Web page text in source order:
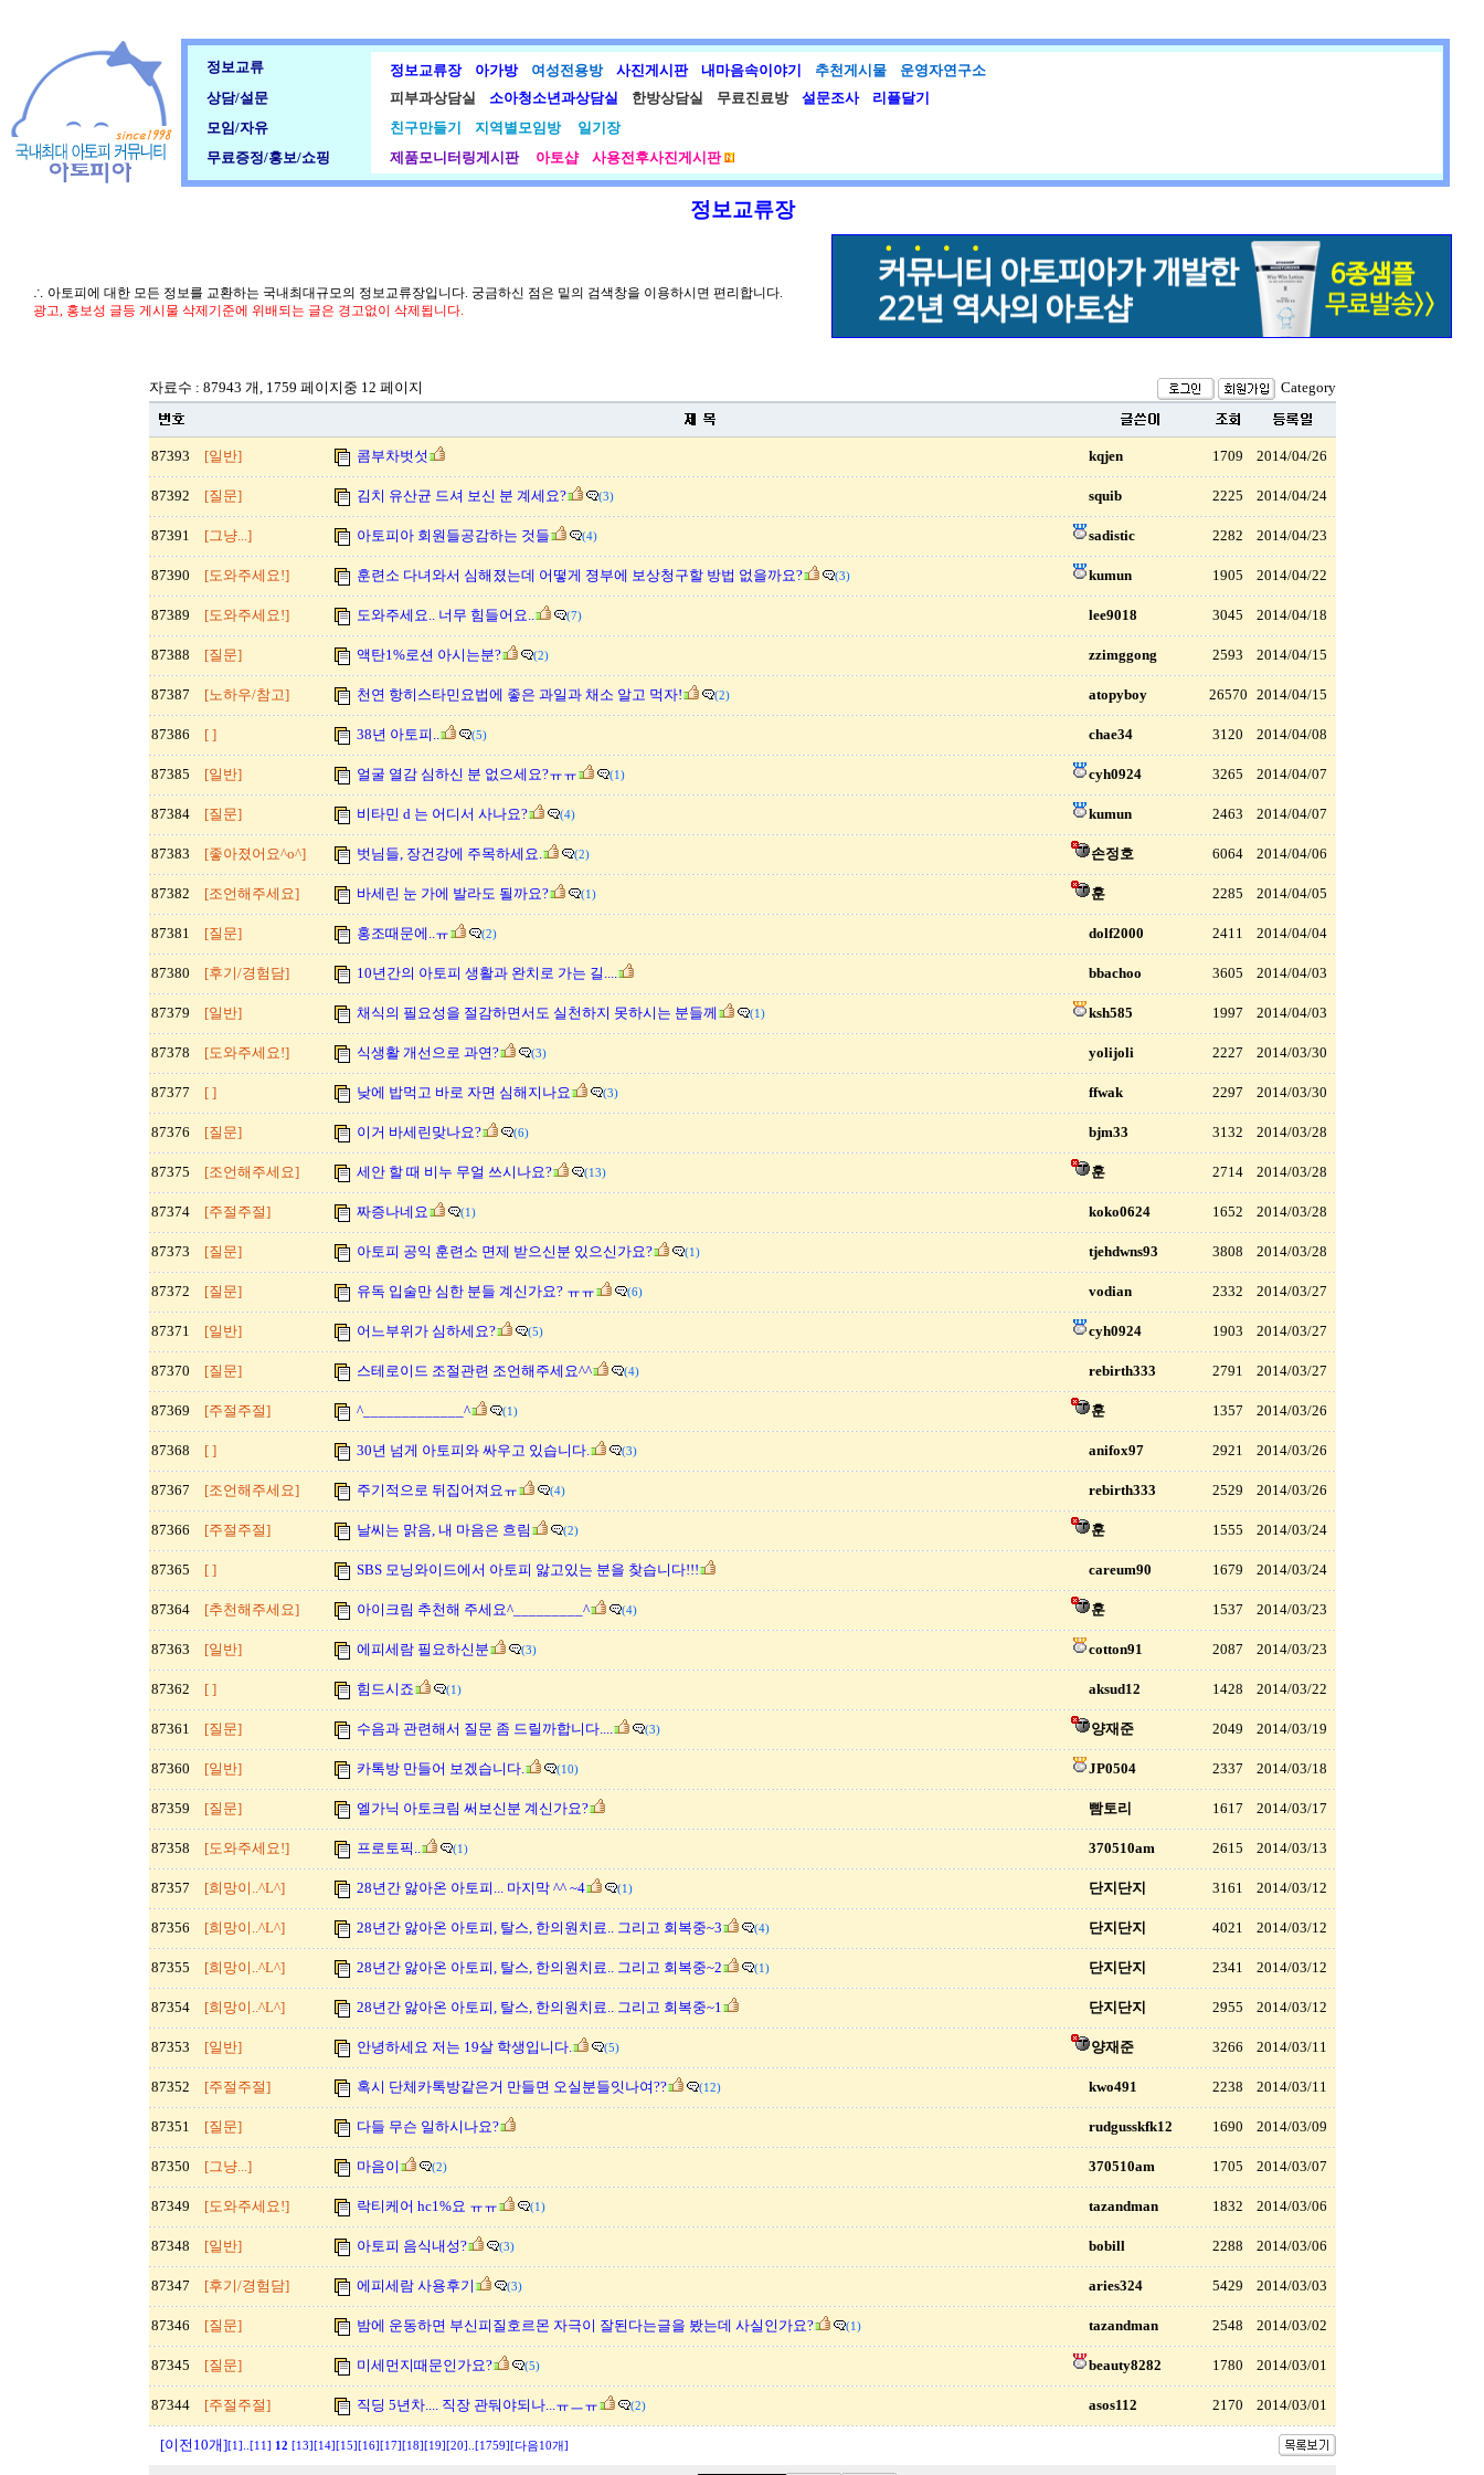
정보교류 정보교류장 아가방 여성전용방 사진게시판 내마음속이야기 추천게시물
운영자연구소
상담/설문
피부과상담실 소아청소년과상담실 한방상담실 무료진료방 설문조사
리플달기
모임/자유
친구만들기 지역별모임방
일기장
무료증정/홍보/쇼핑
제품모니터링게시판 아토샵 사용전후사진게시판
정보교류장
∴ 아토피에 대한 모든 정보를 교환하는 국내최대규모의 정보교류장입니다. 궁금하신 점은 밑의 검색창을 이용하시면 편리합니다.
광고, 홍보성 글등 게시물 삭제기준에 위배되는 글은 경고없이 삭제됩니다.
자료수 : 87943 개, 1759 페이지중 12 페이지 Category
87393 [일반] 콤부차벗섯 kqjen 1709 2014/04/26
87392 [질문] 김치 유산균 드셔 보신 분 계세요? (3) squib 2225 2014/04/24
87391 [그냥...] 아토피아 회원들공감하는 것들 (4) sadistic 2282 2014/04/23
87390 [도와주세요!] 훈련소 다녀와서 심해졌는데 어떻게 졍부에 보상청구할 방법 없을까요? (3) kumun 1905 2014/04/22
87389 [도와주세요!] 도와주세요.. 너무 힘들어요.. (7) lee9018 3045 2014/04/18
87388 [질문] 액탄1%로션 아시는분? (2) zzimggong 2593 2014/04/15
87387 [노하우/참고] 천연 항히스타민요법에 좋은 과일과 채소 알고 먹자! (2) atopyboy 26570 2014/04/15
87386 [ ] 38년 아토피.. (5) chae34 3120 2014/04/08
87385 [일반] 얼굴 열감 심하신 분 없으세요?ㅠㅠ (1) cyh0924 3265 2014/04/07
87384 [질문] 비타민 d 는 어디서 사나요? (4) kumun 2463 2014/04/07
87383 [좋아졌어요^o^] 벗님들, 장건강에 주목하세요. (2) 손정호 6064 2014/04/06
87382 [조언해주세요] 바세린 눈 가에 발라도 될까요? (1) 훈 2285 2014/04/05
87381 [질문] 홍조때문에..ㅠ (2) dolf2000 2411 2014/04/04
87380 [후기/경험담] 10년간의 아토피 생활과 완치로 가는 길.... bbachoo 3605 2014/04/03
87379 [일반] 채식의 필요성을 절감하면서도 실천하지 못하시는 분들께 (1) ksh585 1997 2014/04/03
87378 [도와주세요!] 식생활 개선으로 과연? (3) yolijoli 2227 2014/03/30
87377 [ ] 낮에 밥먹고 바로 자면 심해지나요 (3) ffwak 2297 2014/03/30
87376 [질문] 이거 바세린맞나요? (6) bjm33 3132 2014/03/28
87375 [조언해주세요] 세안 할 때 비누 무얼 쓰시나요? (13) 훈 2714 2014/03/28
87374 [주절주절] 짜증나네요 (1) koko0624 1652 2014/03/28
87373 [질문] 아토피 공익 훈련소 면제 받으신분 있으신가요? (1) tjehdwns93 3808 2014/03/28
87372 [질문] 유독 입술만 심한 분들 계신가요? ㅠㅠ (6) vodian 2332 2014/03/27
87371 [일반] 어느부위가 심하세요? (5) cyh0924 1903 2014/03/27
87370 [질문] 스테로이드 조절관련 조언해주세요^^ (4) rebirth333 2791 2014/03/27
87369 [주절주절] ^_____________^ (1) 훈 1357 2014/03/26
87368 [ ] 30년 넘게 아토피와 싸우고 있습니다. (3) anifox97 2921 2014/03/26
87367 [조언해주세요] 주기적으로 뒤집어져요ㅠ (4) rebirth333 2529 2014/03/26
87366 [주절주절] 날씨는 맑음, 내 마음은 흐림 (2) 훈 1555 2014/03/24
87365 [ ] SBS 모닝와이드에서 아토피 앓고있는 분을 찾습니다!!! careum90 1679 2014/03/24
87364 [추천해주세요] 아이크림 추천해 주세요^_________^ (4) 훈 1537 2014/03/23
87363 [일반] 에피세람 필요하신분 (3) cotton91 2087 2014/03/23
87362 [ ] 힘드시죠 (1) aksud12 1428 2014/03/22
87361 [질문] 수음과 관련해서 질문 좀 드릴까합니다.... (3) 양재준 2049 2014/03/19
87360 [일반] 카톡방 만들어 보겠습니다. (10) JP0504 2337 2014/03/18
87359 [질문] 엘가닉 아토크림 써보신분 계신가요? 빰토리 1617 2014/03/17
87358 [도와주세요!] 프로토픽.. (1) 370510am 2615 2014/03/13
87357 [희망이..^L^] 28년간 앓아온 아토피... 마지막 ^^ ~4 (1) 단지단지 3161 2014/03/12
87356 [희망이..^L^] 28년간 앓아온 아토피, 탈스, 한의원치료.. 그리고 회복중~3 (4) 단지단지 4021 2014/03/12
87355 [희망이..^L^] 28년간 앓아온 아토피, 탈스, 한의원치료.. 그리고 회복중~2 (1) 단지단지 2341 2014/03/12
87354 [희망이..^L^] 28년간 앓아온 아토피, 탈스, 한의원치료.. 그리고 회복중~1 단지단지 2955 2014/03/12
87353 [일반] 안녕하세요 저는 19살 학생입니다. (5) 양재준 3266 2014/03/11
87352 [주절주절] 혹시 단체카톡방같은거 만들면 오실분들잇나여?? (12) kwo491 2238 2014/03/11
87351 [질문] 다들 무슨 일하시나요? rudgusskfk12 1690 2014/03/09
87350 [그냥...] 마음이 (2) 370510am 1705 2014/03/07
87349 [도와주세요!] 락티케어 hc1%요 ㅠㅠ (1) tazandman 1832 2014/03/06
87348 [일반] 아토피 음식내성? (3) bobill 2288 2014/03/06
87347 [후기/경험담] 에피세람 사용후기 (3) aries324 5429 2014/03/03
87346 [질문] 밤에 운동하면 부신피질호르몬 자극이 잘된다는글을 봤는데 사실인가요? (1) tazandman 2548 2014/03/02
87345 [질문] 미세먼지때문인가요? (5) beauty8282 1780 2014/03/01
87344 [주절주절] 직딩 5년차.... 직장 관둬야되나...ㅠㅡㅠ (2) asos112 2170 2014/03/01
[이전10개][1] [11] 12 [13] [14] [15] [16] [17] [18] [19] [20] [1759] [다음10개]